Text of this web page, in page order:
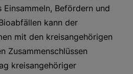
Einsammeln, Befördern und
kann der
mit den kreisangehörigen
Zusammenschlüssen
kreisangehöriger